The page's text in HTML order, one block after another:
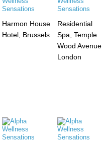
Harmon House
Hotel, Brussels
Residential
Spa, Temple
Wood Avenue,
London